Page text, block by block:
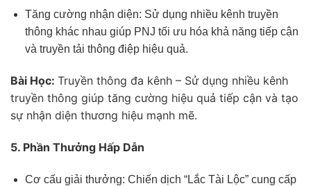
Tăng cường nhận diện: Sử dụng nhiều kênh truyền
thông khác nhau giúp PNJ tối ưu hóa khả năng tiếp cận
và truyền tải thông điệp hiệu quả.
Bài Học: Truyền thông đa kênh – Sử dụng nhiều kênh
truyền thông giúp tăng cường hiệu quả tiếp cận và tạo
sự nhận diện thương hiệu mạnh mẽ.
5. Phần Thưởng Hấp Dẫn
Cơ cấu giải thưởng: Chiến dịch “Lắc Tài Lộc” cung cấp